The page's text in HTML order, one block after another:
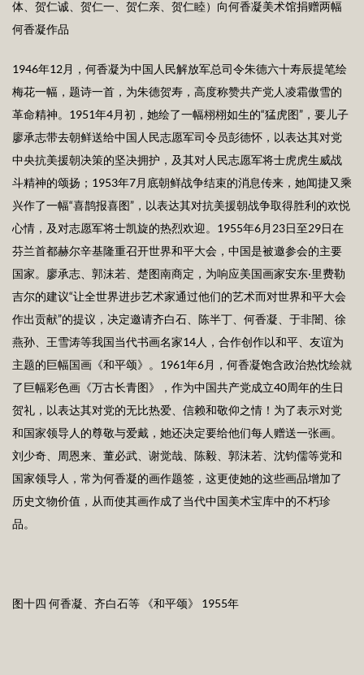
体、贺仁诚、贺仁一、贺仁亲、贺仁睦）向何香凝美术馆捐赠两幅
何香凝作品
1946年12月，何香凝为中国人民解放军总司令朱德六十寿辰提笔绘
梅花一幅，题诗一首，为朱德贺寿，高度称赞共产党人凌霜傲雪的
革命精神。1951年4月初，她绘了一幅栩栩如生的“猛虎图”，要儿子
廖承志带去朝鲜送给中国人民志愿军司令员彭德怀，以表达其对党
中央抗美援朝决策的坚决拥护，及其对人民志愿军将士虎虎生威战
斗精神的颂扬；1953年7月底朝鲜战争结束的消息传来，她闻捷又乘
兴作了一幅“喜鹊报喜图”，以表达其对抗美援朝战争取得胜利的欢悦
心情，及对志愿军将士凯旋的热烈欢迎。1955年6月23日至29日在
芬兰首都赫尔辛基隆重召开世界和平大会，中国是被邀参会的主要
国家。廖承志、郭沫若、楚图南商定，为响应美国画家安东·里费勒
吉尔的建议“让全世界进步艺术家通过他们的艺术而对世界和平大会
作出贡献”的提议，决定邀请齐白石、陈半丁、何香凝、于非闇、徐
燕孙、王雪涛等我国当代书画名家14人，合作创作以和平、友谊为
主题的巨幅国画《和平颂》。1961年6月，何香凝饱含政治热忱绘就
了巨幅彩色画《万古长青图》，作为中国共产党成立40周年的生日
贺礼，以表达其对党的无比热爱、信赖和敬仰之情！为了表示对党
和国家领导人的尊敬与爱戴，她还决定要给他们每人赠送一张画。
刘少奇、周恩来、董必武、谢觉哉、陈毅、郭沫若、沈钧儒等党和
国家领导人，常为何香凝的画作题签，这更使她的这些画品增加了
历史文物价值，从而使其画作成了当代中国美术宝库中的不朽珍
品。
图十四 何香凝、齐白石等 《和平颂》 1955年